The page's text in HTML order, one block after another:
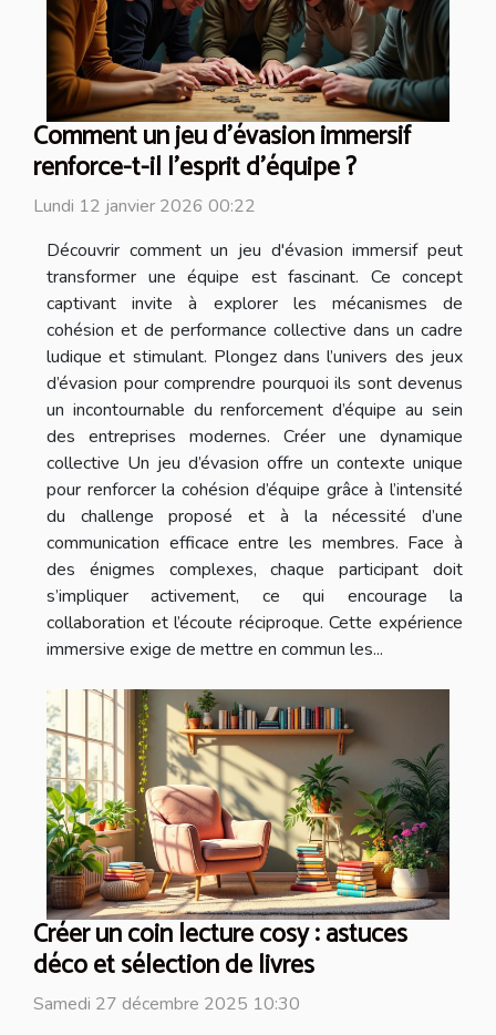
Comment un jeu d'évasion immersif
renforce-t-il l'esprit d'équipe ?
Lundi 12 janvier 2026 00:22
Découvrir comment un jeu d'évasion immersif peut
transformer une équipe est fascinant. Ce concept
captivant invite à explorer les mécanismes de
cohésion et de performance collective dans un cadre
ludique et stimulant. Plongez dans l’univers des jeux
d’évasion pour comprendre pourquoi ils sont devenus
un incontournable du renforcement d’équipe au sein
des entreprises modernes. Créer une dynamique
collective Un jeu d’évasion offre un contexte unique
pour renforcer la cohésion d’équipe grâce à l’intensité
du challenge proposé et à la nécessité d’une
communication efficace entre les membres. Face à
des énigmes complexes, chaque participant doit
s’impliquer activement, ce qui encourage la
collaboration et l’écoute réciproque. Cette expérience
immersive exige de mettre en commun les...
Créer un coin lecture cosy : astuces
déco et sélection de livres
Samedi 27 décembre 2025 10:30